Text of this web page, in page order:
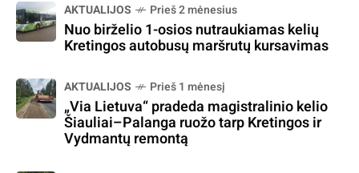
AKTUALIJOS Prieš 2 mėnesius
Nuo birželio 1-osios nutraukiamas kelių
Kretingos autobusų maršrutų kursavimas
AKTUALIJOS Prieš 1 mėnesį
„Via Lietuva“ pradeda magistralinio kelio
Šiauliai–Palanga ruožo tarp Kretingos ir
Vydmantų remontą